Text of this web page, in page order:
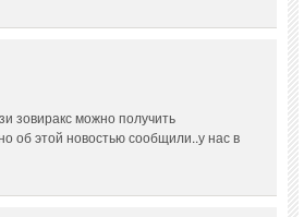
зовиракс можно получить
об этой новостью сообщили..у нас в